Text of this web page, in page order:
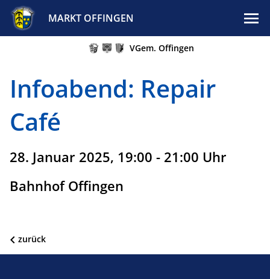
MARKT OFFINGEN
VGem. Offingen
Infoabend: Repair
Café
28. Januar 2025, 19:00 - 21:00 Uhr
Bahnhof Offingen
zurück